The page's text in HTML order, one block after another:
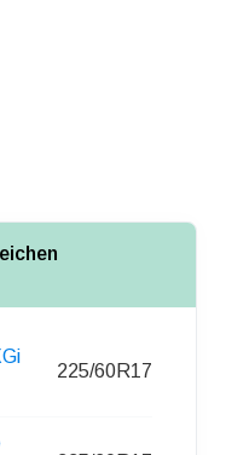
225/60R17